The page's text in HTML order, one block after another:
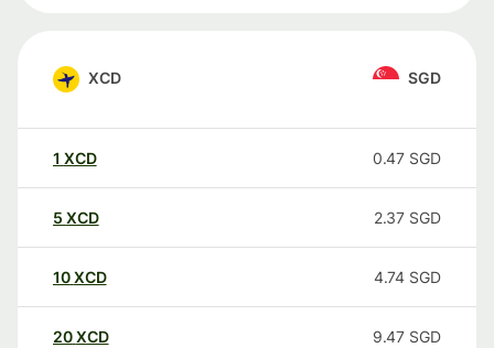
XCD SGD
1 XCD 0.47 SGD
5 XCD 2.37 SGD
10XCD 4.74 SGD
20XCD 9.47 SGD